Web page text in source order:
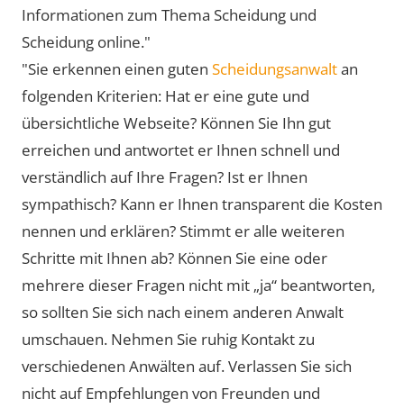
Informationen zum Thema Scheidung und
Scheidung online."
"Sie erkennen einen guten Scheidungsanwaltan
folgenden Kriterien: Hat er eine gute und
übersichtliche Webseite? Können Sie Ihn gut
erreichen und antwortet er Ihnen schnell und
verständlich auf Ihre Fragen? Ist er Ihnen
sympathisch? Kann er Ihnen transparent die Kosten
nennen und erklären? Stimmt er alle weiteren
Schritte mit Ihnen ab? Können Sie eine oder
mehrere dieser Fragen nicht mit „ja“ beantworten,
so sollten Sie sich nach einem anderen Anwalt
umschauen. Nehmen Sie ruhig Kontakt zu
verschiedenen Anwälten auf. Verlassen Sie sich
nicht auf Empfehlungen von Freunden und